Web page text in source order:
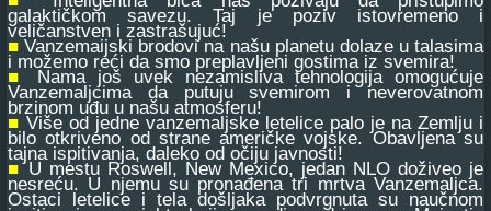
galaktičkom savezu. Taj je poziv istovremeno i
veličanstven i zastrašujuć!
■ Vanzemaijski brodovi na našu planetu dolaze u talasima
i možemo reći da smo preplavljeni gostima iz svemira!
■ Nama još uvek nezamisliva tehnologija omogućuje
Vanzemaljcima da putuju svemirom i neverovatnom
brzinom uđu u našu atmosferu!
■ Više od jedne vanzemaljske letelice palo je na Zemlju i
bilo otkriveno od strane američke vojske. Obavljena su
tajna ispitivanja, daleko od očiju javnosti!
■U mestu Roswell, New Mexico, jedan NLO doživeo je
nesreću. U njemu su pronađena tri mrtva Vanzemaljca.
Ostaci letelice i tela došljaka podvrgnuta su naučnom